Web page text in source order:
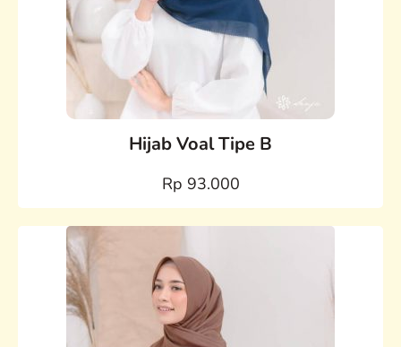
Hijab Voal Tipe B
Rp 93.000